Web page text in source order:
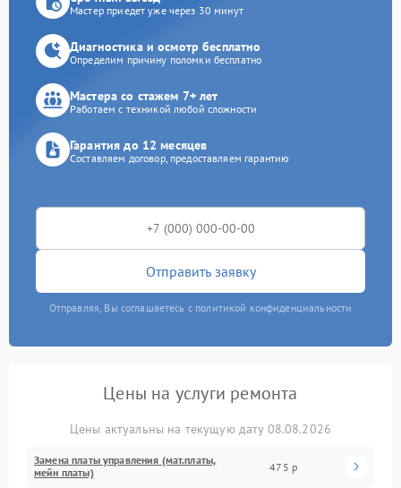
Мастер приедет уже через 30 минут
Диагностика и осмотр бесплатно
Определим причину поломки бесплатно
Мастера со стажем 7+ лет
Работаем с техникой любой сложности
Гарантия до 12 месяцев
Составляем договор, предоставляем гарантию
Отправить заявку
Отправляя, Вы соглашаетесь с политикой конфиденциальности
Цены на услуги ремонта
Цены актуальны на текущую дату 08.08.2026
Замена платы управления (мат.платы,
мейн платы)
475 р